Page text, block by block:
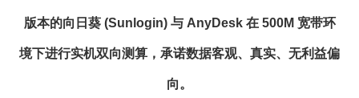
版本的向日葵 (Sunlogin) 与 AnyDesk 在 500M 宽带环
境下进行实机双向测算，承诺数据客观、真实、无利益偏
向。